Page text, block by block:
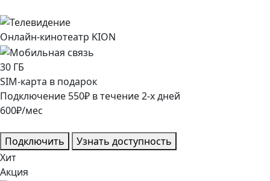
Онлайн-кинотеатр KION
30 ГБ
SIM-карта в подарок
Подключение 550₽ в течение2-х дней
600₽/мес
Подключить
Узнать доступность
Хит
Акция